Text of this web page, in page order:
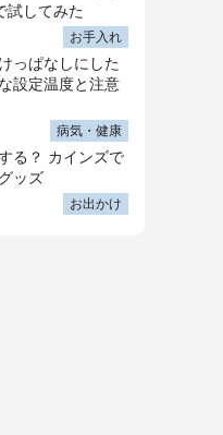
試してみた
お手入れ
っぱなしにした
設定温度と注意
病気・健康
る？ カインズで
ッズ
お出かけ